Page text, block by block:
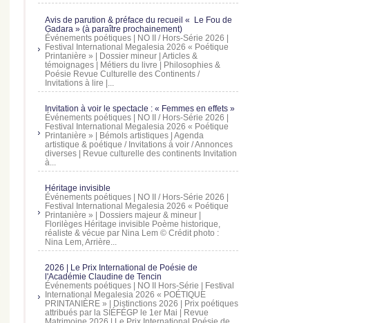
Avis de parution & préface du recueil « Le Fou de
Gadara » (à paraître prochainement)
Événements poétiques | NO II / Hors-Série 2026 |
Festival International Megalesia 2026 « Poétique
Printanière » | Dossier mineur | Articles &
témoignages | Métiers du livre | Philosophies &
Poésie Revue Culturelle des Continents /
Invitations à lire |...
Invitation à voir le spectacle : « Femmes en effets »
Événements poétiques | NO II / Hors-Série 2026 |
Festival International Megalesia 2026 « Poétique
Printanière » | Bémols artistiques | Agenda
artistique & poétique / Invitations à voir / Annonces
diverses | Revue culturelle des continents Invitation
à...
Héritage invisible
Événements poétiques | NO II / Hors-Série 2026 |
Festival International Megalesia 2026 « Poétique
Printanière » | Dossiers majeur & mineur |
Florilèges Héritage invisible Poème historique,
réaliste & vécue par Nina Lem © Crédit photo :
Nina Lem, Arrière...
2026 | Le Prix International de Poésie de
l'Académie Claudine de Tencin
Événements poétiques | NO II Hors-Série | Festival
International Megalesia 2026 « POÉTIQUE
PRINTANIÈRE » | Distinctions 2026 | Prix poétiques
attribués par la SIÉFÉGP le 1er Mai | Revue